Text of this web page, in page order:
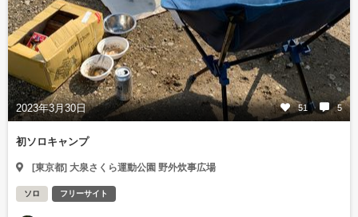
2023年3月30日 51 5
初ソロキャンプ
[東京都] 大泉さくら運動公園 野外炊事広場
ソロ フリーサイト